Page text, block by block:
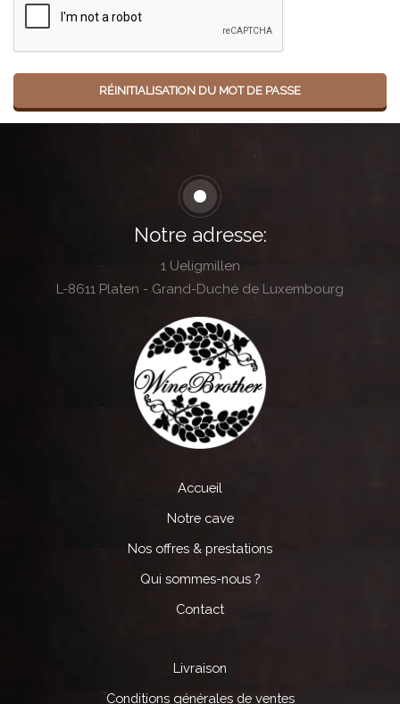
RÉINITIALISATION DU MOT DE PASSE
Notre adresse:
1 Ueligmillen
L-8611 Platen - Grand-Duché de Luxembourg
Accueil
Notre cave
Nos offres & prestations
Qui sommes-nous ?
Contact
Livraison
Conditions générales de ventes